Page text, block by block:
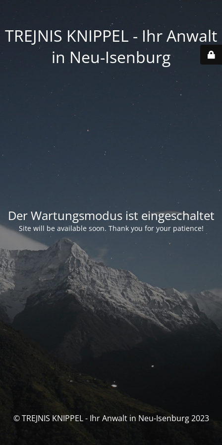
TREJNIS KNIPPEL - Ihr Anwalt
in Neu-Isenburg
Der Wartungsmodus ist eingeschaltet
Site will be available soon. Thank you for your patience!
© TREJNIS KNIPPEL - Ihr Anwalt in Neu-Isenburg 2023